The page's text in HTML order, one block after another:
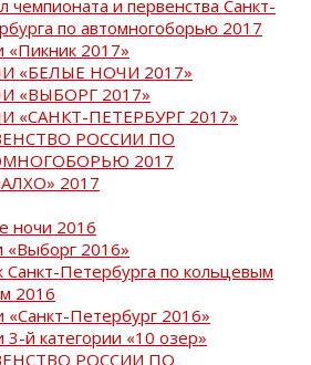
чемпионата и первенства Санкт-
по автомногоборью 2017
«Пикник 2017»
«БЕЛЫЕ НОЧИ 2017»
«ВЫБОРГ 2017»
«САНКТ-ПЕТЕРБУРГ 2017»
РОССИИ ПО
2017
2017
ночи 2016
«Выборг 2016»
Санкт-Петербурга по кольцевым
2016
«Санкт-Петербург 2016»
3-й категории «10 озер»
РОССИИ ПО